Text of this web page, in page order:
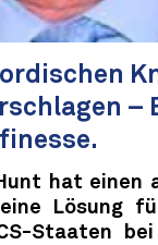
hat einen
Lösung
Staaten